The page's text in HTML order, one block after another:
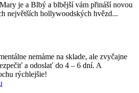
je a Blbý a blbější vám přináší novou
největších hollywoodských hvězd...
nemáme na sklade, ale zvyčajne
a odoslať do 4 – 6 dní. A
rýchlejšie!